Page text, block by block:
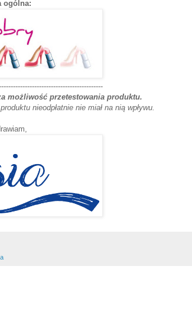
ogólna:
możliwość przetestowania produktu.
nieodpłatnie nie miał na nią wpływu.